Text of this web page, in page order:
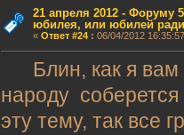
21 апреля 2012 - Форуму
юбилея, или юбилей
« Ответ #24: 06/04/2012
Блин, как я вам
народу соберется
эту тему, так все